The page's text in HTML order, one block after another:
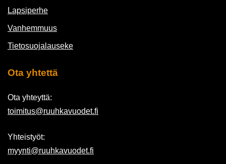
Lapsiperhe
Vanhemmuus
Tietosuojalauseke
Ota yhtettä
Ota yhteyttä:
toimitus@ruuhkavuodet.fi
Yhteistyöt:
myynti@ruuhkavuodet.fi